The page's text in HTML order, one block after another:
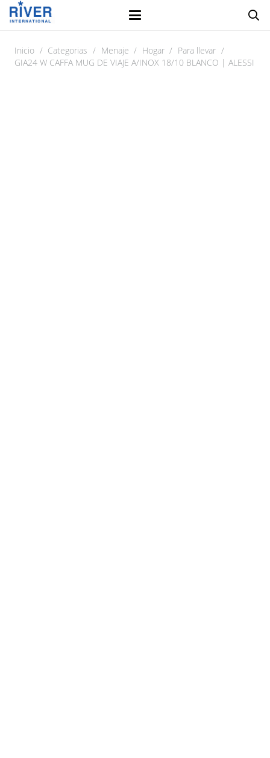
Inicio / Categorias / Menaje / Hogar / Para llevar /
GIA24 W CAFFA MUG DE VIAJE A/INOX 18/10 BLANCO | ALESSI